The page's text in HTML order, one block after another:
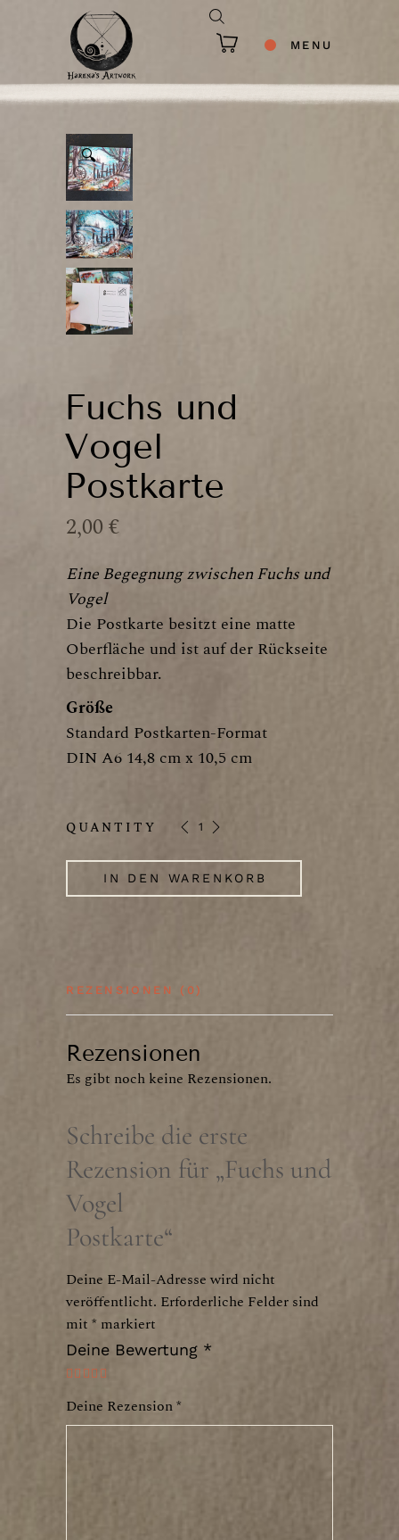
MENU
🔍
Fuchs und
Vogel
Postkarte
2,00€
Eine Begegnung zwischen Fuchs und
Vogel
Die Postkarte besitzt eine matte
Oberfläche und ist auf der Rückseite
beschreibbar.
Größe
Standard Postkarten-Format
DIN A6 14,8 cm x 10,5 cm
QUANTITY
IN DEN WARENKORB
REZENSIONEN (0)
Rezensionen
Es gibt noch keine Rezensionen.
Schreibe die erste
Rezension für „Fuchs und
Vogel
Postkarte“
Deine E-Mail-Adresse wird nicht
veröffentlicht. Erforderliche Felder sind
mit * markiert
Deine Bewertung *
Deine Rezension*